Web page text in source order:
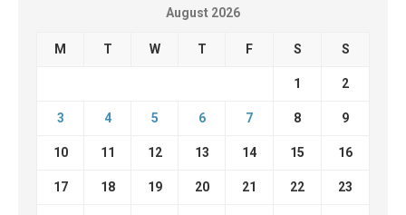
August 2026
M T W T F S S
1 2
3 4 5 6 7 8 9
10 11 12 13 14 15 16
17 18 19 20 21 22 23